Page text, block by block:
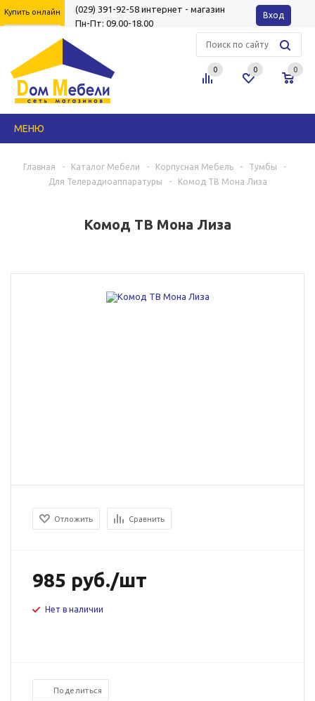
Купить онлайн Вход
(029) 391-92-58 интернет - магазин
Пн-Пт: 09.00-18.00
0 0 0
МЕНЮ
Главная - Каталог Мебели - Корпусная Мебель - Тумбы
-
Для Телерадиоаппаратуры
- Комод ТВ Мона Лиза
Комод ТВ Мона Лиза
Отложить Сравнить
985 руб./шт
Нет в наличии
Поделиться